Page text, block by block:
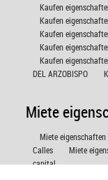
Kaufen
Kaufen
Kaufen
Kaufen
Kaufen
DEL ARZOBISPO
Miete
Miete eigenschaften
Calles
Miete
capital